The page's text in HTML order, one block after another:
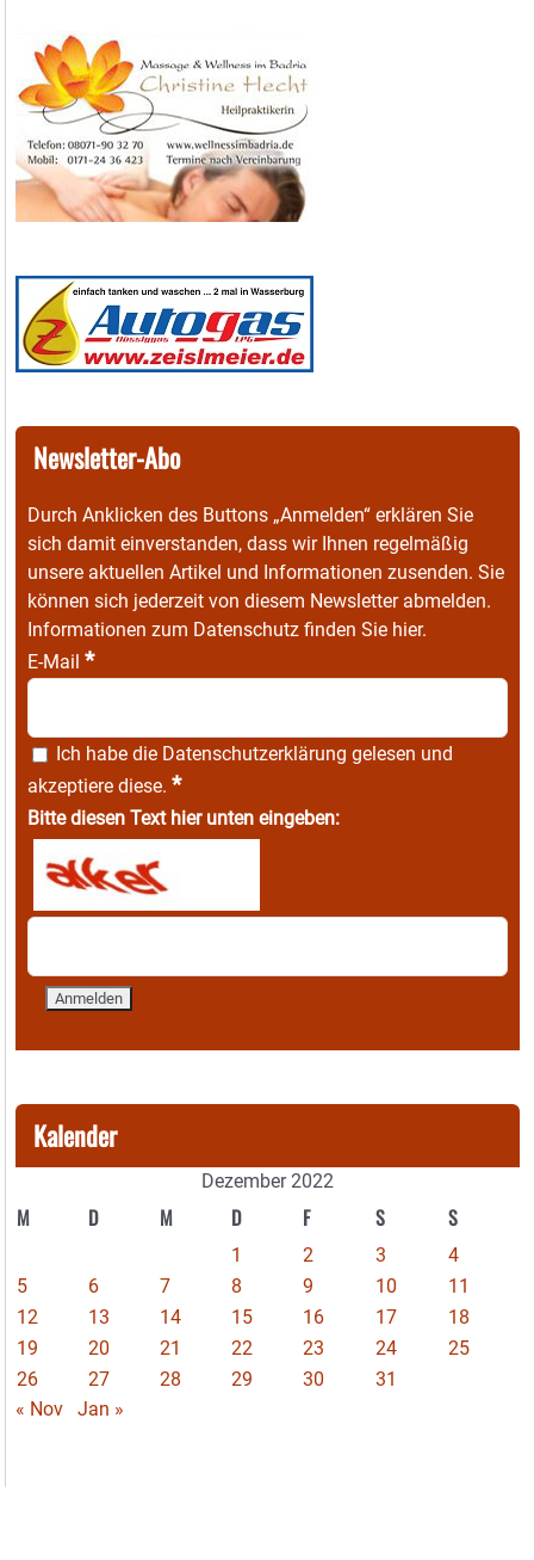
Newsletter-Abo
Durch Anklicken des Buttons „Anmelden“ erklären Sie
sich damit einverstanden, dass wir Ihnen regelmäßig
unsere aktuellen Artikel und Informationen zusenden. Sie
können sich jederzeit von diesem Newsletter abmelden.
Informationen zum Datenschutz finden Sie hier.
E-Mail *
Ich habe die Datenschutzerklärung gelesen und
akzeptiere diese. *
Bitte diesen Text hier unten eingeben:
Kalender
Dezember 2022
M D M D F S S
1 2 3
4
5
6 7 8 9 10
11
12
13 14 15 16 17
18
19
20 21 22 23 24
25
26
27 28 29 30
31
« Nov
Jan »